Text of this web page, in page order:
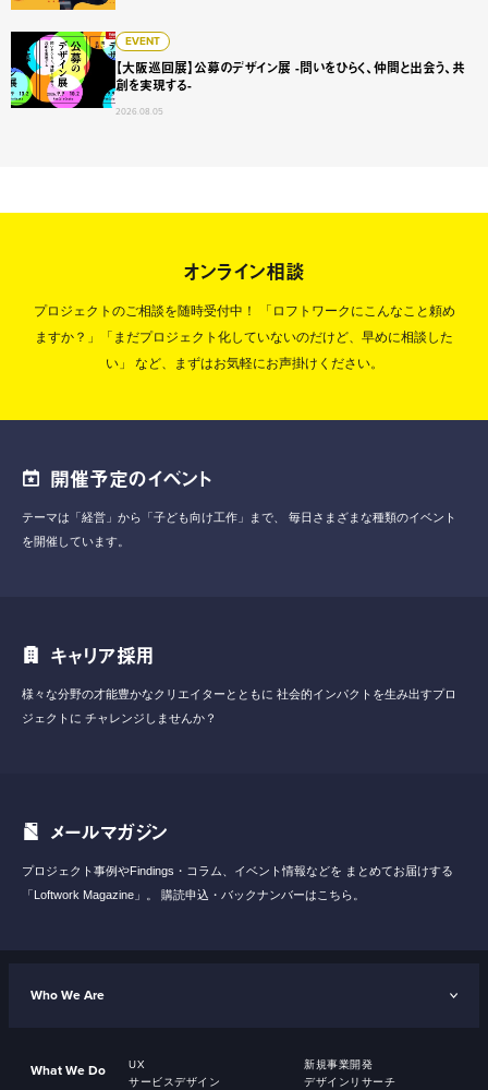
EVENT
【大阪巡回展】公募のデザイン展 -問いをひらく、仲間と出会う、共
創を実現する-
2026.08.05
【大阪巡回展】公募のデザイン展 -問いをひらく、仲間と出
オンライン相談
プロジェクトのご相談を随時受付中！
「ロフトワークにこんなこと頼め
ますか？」「まだプロジェクト化していないのだけど、早めに相談した
い」
など、まずはお気軽にお声掛けください。
開催予定のイベント
テーマは「経営」から「子ども向け工作」まで、
毎日さまざまな種類のイベント
を開催しています。
キャリア採用
様々な分野の才能豊かなクリエイターとともに 社会的インパクトを生み出すプロ
ジェクトに チャレンジしませんか？
メールマガジン
プロジェクト事例やFindings・コラム、イベント情報などを まとめてお届けする
「Loftwork Magazine」。
購読申込・バックナンバーはこちら。
Who We Are
What We Do UX
新規事業開発
サービスデザイン
デザインリサーチ